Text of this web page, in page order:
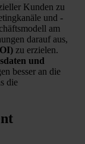
Kunden zu
und -
am
darauf aus,
zu erzielen.
und
besser an die
die